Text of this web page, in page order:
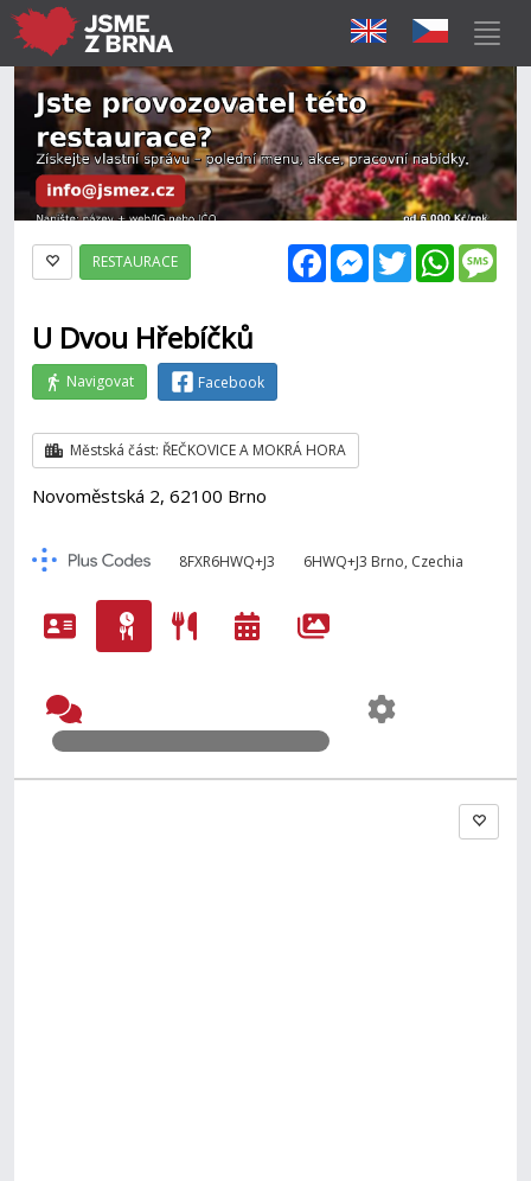
FacebookMessenger
Twitter
RESTAURACE
U Dvou Hřebíčků
Navigovat Facebook
Městská část: ŘEČKOVICE A MOKRÁ HORA
Novoměstská 2, 62100 Brno
8FXR6HWQ+J3 6HWQ+J3 Brno, Czechia